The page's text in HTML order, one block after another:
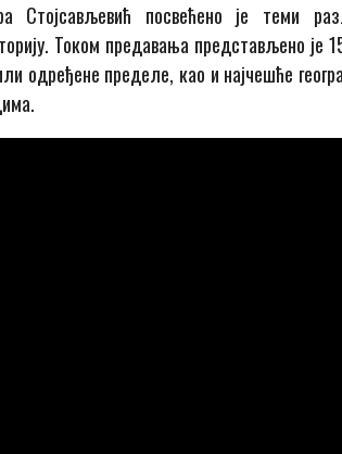
Стојсављевић посвећено је теми
Током предавања представљено је
одређене пределе, као и најчешће